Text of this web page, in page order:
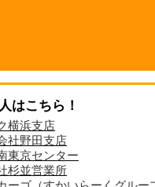
はこちら！
横浜支店
社野田支店
東京センター
杉並営業所